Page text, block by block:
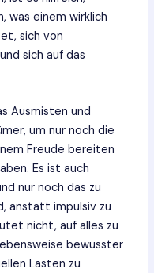
was einem wirklich
sich von
sich auf das
Ausmisten und
um nur noch die
Freude bereiten
Es ist auch
nur noch das zu
anstatt impulsiv zu
nicht, auf alles zu
bewusster
Lasten zu